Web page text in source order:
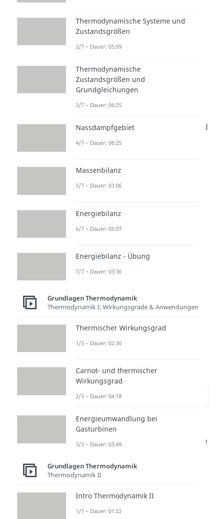
Energie mit der Temperatur
gleichsetzen. Für das ideale Gas
Temperatur in
für die Anzahl
an Teilchen im Gas,
die Gaskonstante in
für die Stoffmenge in
kannst du dir gerne unseren
Beitrag zur inneren Energie
berechnen
In diesem Abschnitt wollen wir
anhand konkreter Zahlenbeispiele
verwenden. Dabei wirst du den
Umstellung von Formeln üben
können.
Thermodynamische Systeme und
Zustandsgrößen
2/7 – Dauer: 05:09
Thermodynamische
Zustandsgrößen und
Grundgleichungen
3/7 – Dauer: 06:25
Nassdampfgebiet
4/7 – Dauer: 06:25
Massenbilanz
5/7 – Dauer: 03:06
Energiebilanz
6/7 – Dauer: 05:07
Energiebilanz - Übung
7/7 – Dauer: 03:36
Grundlagen Thermodynamik
Thermodynamik I: Wirkungsgrade & Anwendungen
Thermischer Wirkungsgrad
1/3 – Dauer: 02:30
Carnot- und thermischer
Wirkungsgrad
2/3 – Dauer: 04:18
Energieumwandlung bei
Gasturbinen
3/3 – Dauer: 03:49
Grundlagen Thermodynamik
Thermodynamik II
Intro Thermodynamik II
1/7 – Dauer: 01:22